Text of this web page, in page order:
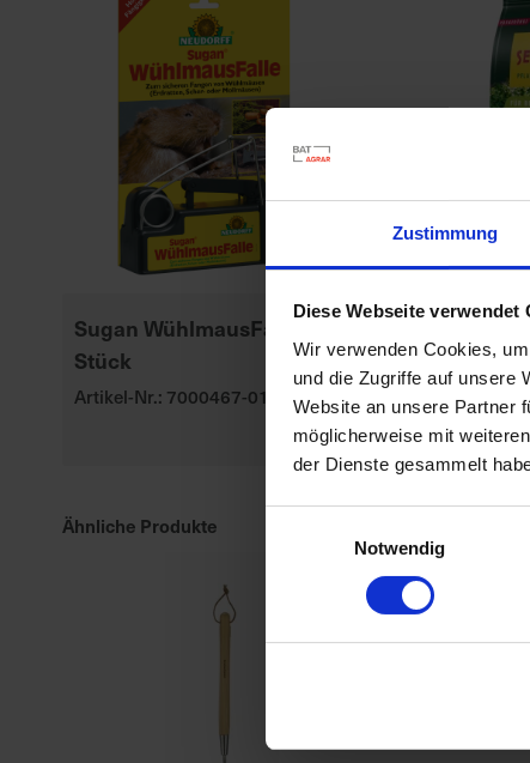
Zustimmung
Diese Webseite verwendet
Wir verwenden Cookies,
und die Zugriffe auf unsere
Website an unsere Partner
möglicherweise mit
der Dienste gesammelt
Notwendig
Sugan WühlmausFalle 1
Stück
Artikel-Nr.: 7000467-01
Seramis
Gran. Beet-
Kübelpflanz
Artikel-Nr.:
Ähnliche Produkte